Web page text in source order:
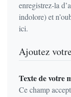
enregistrez-la
indolore) et
ici.
Ajoutez
Texte de votre
Ce champ